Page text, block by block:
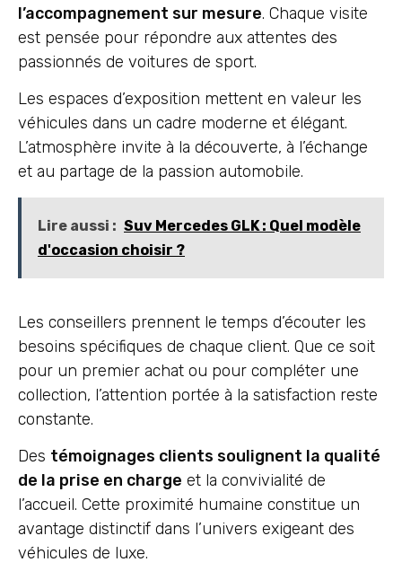
l’accompagnement sur mesure. Chaque visite
est pensée pour répondre aux attentes des
passionnés de voitures de sport.
Les espaces d’exposition mettent en valeur les
véhicules dans un cadre moderne et élégant.
L’atmosphère invite à la découverte, à l’échange
et au partage de la passion automobile.
Lire aussi : Suv Mercedes GLK : Quel modèle
d'occasion choisir ?
Les conseillers prennent le temps d’écouter les
besoins spécifiques de chaque client. Que ce soit
pour un premier achat ou pour compléter une
collection, l’attention portée à la satisfaction reste
constante.
Des témoignages clients soulignent la qualité
de la prise en charge et la convivialité de
l’accueil. Cette proximité humaine constitue un
avantage distinctif dans l’univers exigeant des
véhicules de luxe.